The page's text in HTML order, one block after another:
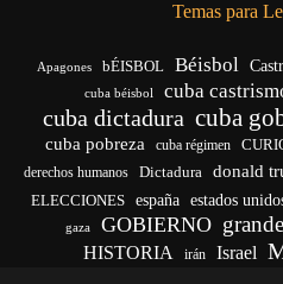
Temas para
Apagones bÉISBOL Béisbol
cuba béisbol cuba
cuba dictadura cuba
cuba pobreza cuba régimen
derechos humanos Dictadura donald
ELECCIONES españa estados
gaza GOBIERNO
HISTORIA irán Israel